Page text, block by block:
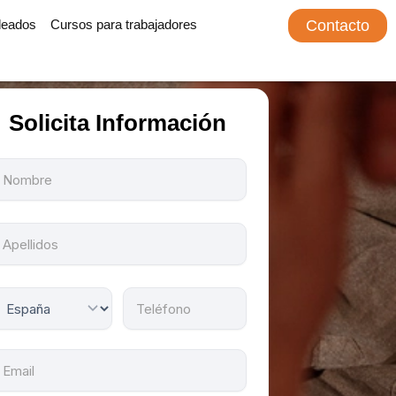
Cursos para trabajadores Contacto
Solicita Información